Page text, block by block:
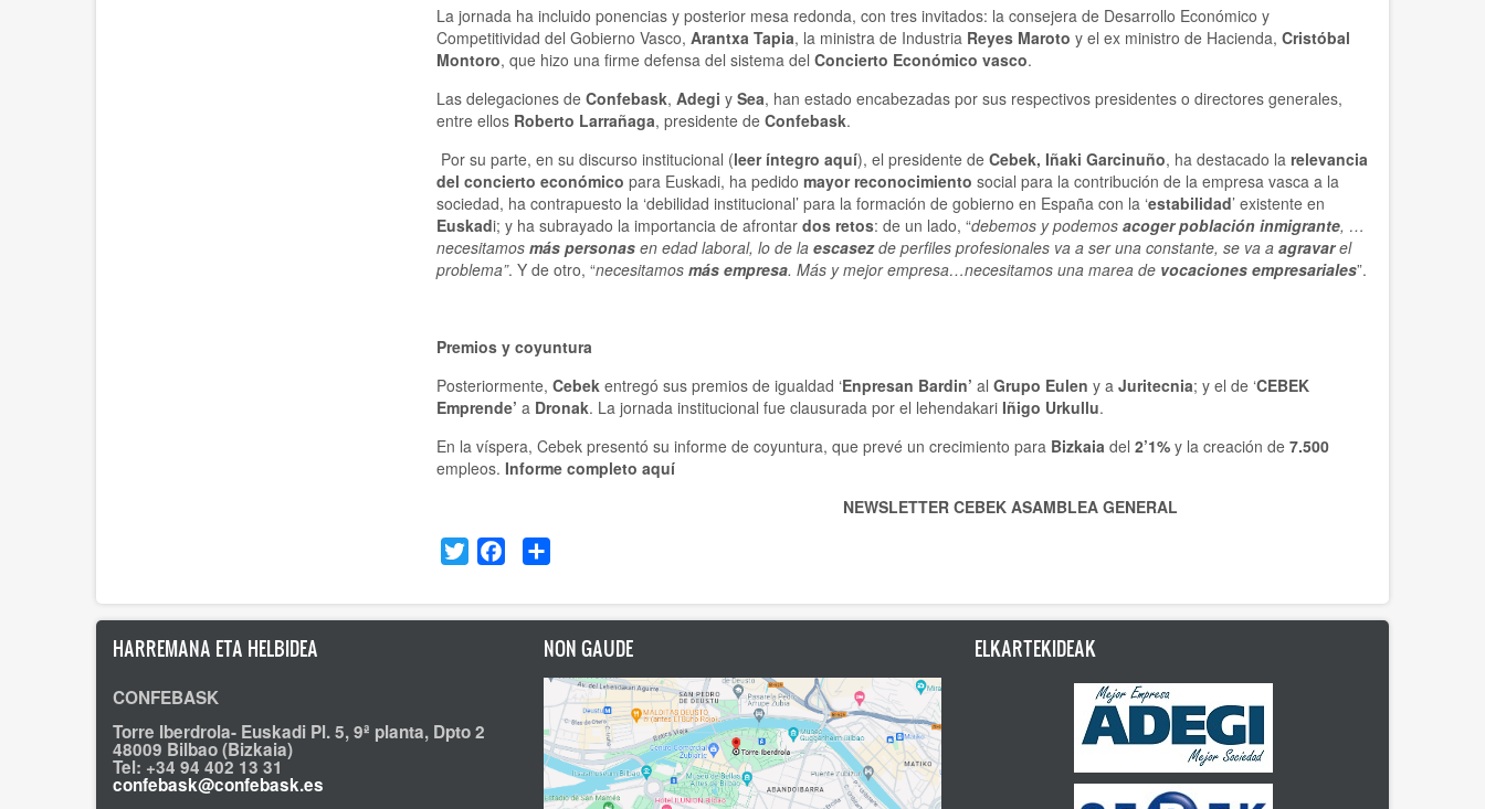
La jornada ha incluido ponencias y posterior mesa redonda, con tres invitados: la consejera de Desarrollo Económico y
Competitividad del Gobierno Vasco, Arantxa Tapia, la ministra de Industria Reyes Maroto y el ex ministro de Hacienda, Cristóbal
Montoro, que hizo una firme defensa del sistema del Concierto Económico vasco.
Las delegaciones de Confebask, Adegi y Sea, han estado encabezadas por sus respectivos presidentes o directores generales,
entre ellos Roberto Larrañaga, presidente de Confebask.
Por su parte, en su discurso institucional (leer íntegro aquí), el presidente de Cebek, Iñaki Garcinuño, ha destacado la relevancia
del concierto económico para Euskadi, ha pedido mayor reconocimiento social para la contribución de la empresa vasca a la
sociedad, ha contrapuesto la ‘debilidad institucional’ para la formación de gobierno en España con la ‘estabilidad’ existente en
Euskadi; y ha subrayado la importancia de afrontar dos retos: de un lado, “debemos y podemos acoger población inmigrante, …
necesitamos más personasen edad laboral, lo de la escasezde perfiles profesionales va a ser una constante, se va a agravarel
problema”. Y de otro, “necesitamos más empresa. Más y mejor empresa…necesitamos una marea de vocaciones empresariales”.
Premios y coyuntura
Posteriormente, Cebekentregó sus premios de igualdad ‘Enpresan Bardin’ al Grupo Eulen y a Juritecnia; y el de ‘CEBEK
Emprende’ a Dronak. La jornada institucional fue clausurada por el lehendakari Iñigo Urkullu.
En la víspera, Cebek presentó su informe de coyuntura, que prevé un crecimiento para Bizkaiadel 2’1%y la creación de 7.500
empleos. Informe completo aquí
NEWSLETTER CEBEK ASAMBLEA GENERAL
TwitterFacebookShare
HARREMANA ETA HELBIDEA
CONFEBASK
Torre Iberdrola- Euskadi Pl. 5, 9ª planta, Dpto 2
48009 Bilbao (Bizkaia)
Tel: +34 94 402 13 31
confebask@confebask.es
NON GAUDE ELKARTEKIDEAK